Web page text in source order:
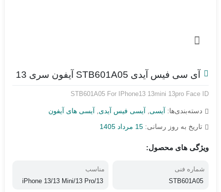
آی سی فیس آیدی STB601A05 آیفون سری 13
STB601A05 For IPhone13 13mini 13pro Face ID
دسته‌بندی‌ها: آیسی آیسی فیس آیدی
آیسی های آیفون
تاریخ به روز رسانی: 15 مرداد 1405
ویژگی های محصول:
شماره فنی
STB601A05
مناسب
iPhone 13/13 Mini/13 Pro/13